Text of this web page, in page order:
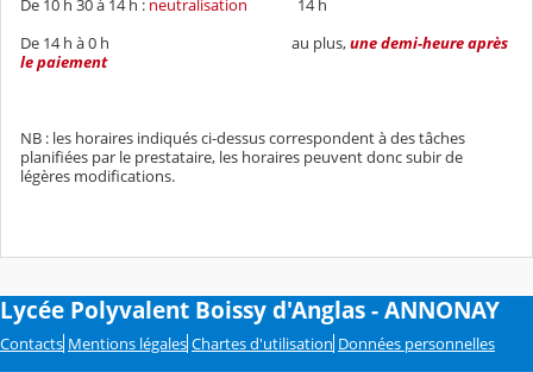
De 14 h à 0 h au plus,une demi-heure après
le paiement
NB : les horaires indiqués ci-dessus correspondent à des tâches
planifiées par le prestataire, les horaires peuvent donc subir de
légères modifications.
Lycée Polyvalent Boissy d'Anglas - ANNONAY
Contacts Mentions légales Chartes d'utilisation Données personnelles